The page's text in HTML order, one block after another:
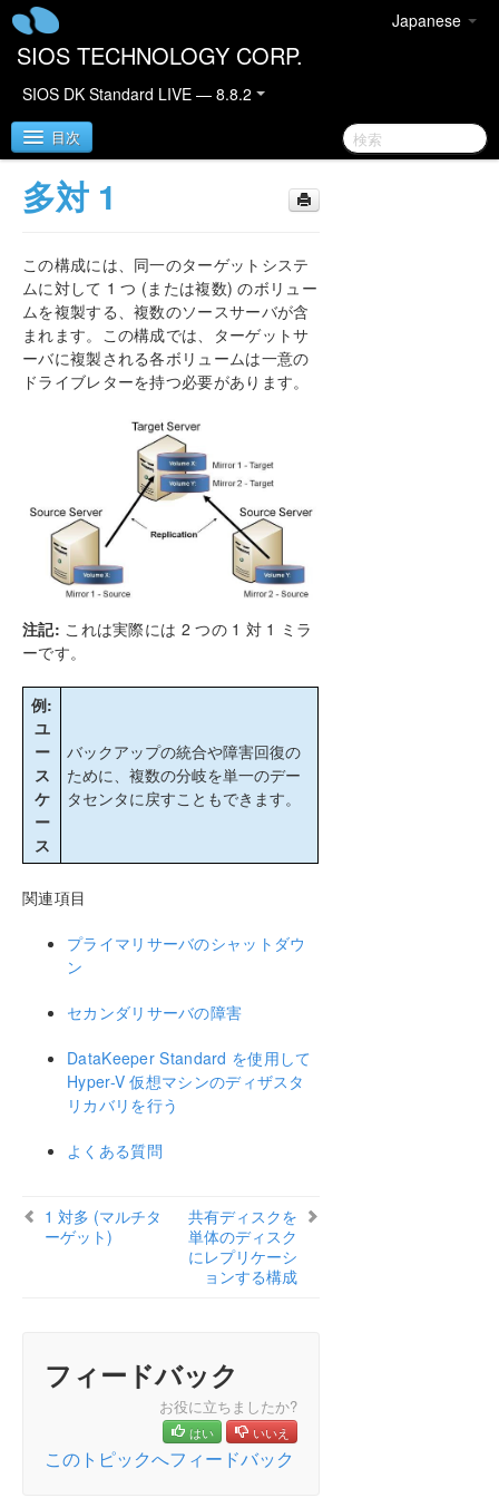
Japanese
SIOS TECHNOLOGY CORP.
SIOS DK Standard LIVE — 8.8.2
目次
SIOS DataKeeper for Windows
DataKeeper クイックスタートガイド
DataKeeper for Windows テクニカルドキュメンテ
ーション
はじめに
設定
DataKeeper の管理
ユーザーガイド
入門
ディスクからディスク
1 対 1
1 対多 (マルチターゲット)
共有ディスクを単体のディスクにレプリケーシ
ョンする構成
ミラーの設定
ジョブに関連する作業
ミラーの操作
Windows Server 2012 上での Microsoft iSCSI ター
DataKeeper ターゲットスナップショット
SIOS DataKeeper Standard Edition を使用して
よくある質問
リソースタグ名の制限
PDFでダウンロード
多対 1
この構成には、同一のターゲットシステ
ムに対して 1 つ (または複数) のボリュー
ムを複製する、複数のソースサーバが含
まれます。この構成では、ターゲットサ
ーバに複製される各ボリュームは一意の
ドライブレターを持つ必要があります。
注記: これは実際には 2 つの 1 対 1 ミラ
ーです。
例:
ユ
ー
ス
ケ
ー
ス
バックアップの統合や障害回復の
ために、複数の分岐を単一のデー
タセンタに戻すこともできます。
関連項目
プライマリサーバのシャットダウ
ン
セカンダリサーバの障害
DataKeeper Standard を使用して
Hyper-V 仮想マシンのディザスタ
リカバリを行う
よくある質問
1 対多 (マルチタ
ーゲット)
共有ディスクを
単体のディスク
にレプリケーシ
ョンする構成
フィードバック
お役に立ちましたか?
はい いいえ
このトピックへフィードバック